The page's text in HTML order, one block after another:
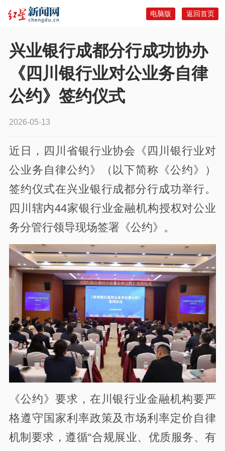
返回首页
电脑版
兴业银行成都分行成功协办
《四川银行业对公业务自律
公约》签约仪式
2026-05-13
近日，四川省银行业协会《四川银行业对
公业务自律公约》（以下简称《公约》）
签约仪式在兴业银行成都分行成功举行。
四川辖内44家银行业金融机构授权对公业
务分管行领导现场签署《公约》。
《公约》要求，在川银行业金融机构要严
格遵守国家利率政策及市场利率定价自律
机制要求，遵循“合规展业、优质服务、有